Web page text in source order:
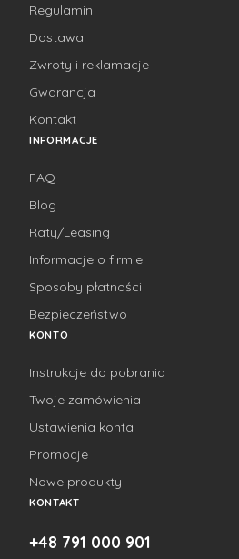
Regulamin
Dostawa
Zwroty i reklamacje
Gwarancja
Kontakt
INFORMACJE
FAQ
Blog
Raty/Leasing
Informacje o firmie
Sposoby płatności
Bezpieczeństwo
KONTO
Instrukcje do pobrania
Twoje zamówienia
Ustawienia konta
Promocje
Nowe produkty
KONTAKT
+48 791 000 901